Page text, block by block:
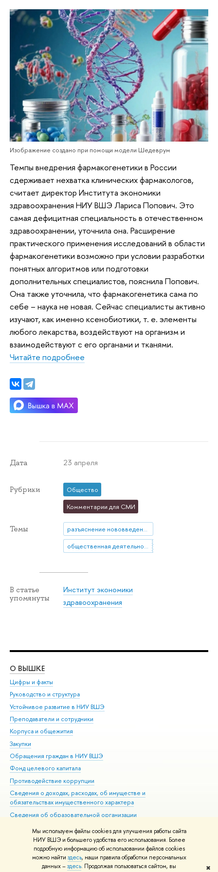
Мы используем файлы cookies для улучшения работы сайта
НИУ ВШЭ и большего удобства его использования. Более
подробную информацию об использовании файлов cookies
можно найти здесь, наши правила обработки персональных
данных –здесь. Продолжая пользоваться сайтом, вы
✖
Изображение создано при помощи модели Шедеврум
Темпы внедрения фармакогенетики в России
сдерживает нехватка клинических фармакологов,
считает директор Института экономики
здравоохранения НИУ ВШЭ Лариса Попович. Это
самая дефицитная специальность в отечественном
здравоохранении, уточнила она. Расширение
практического применения исследований в области
фармакогенетики возможно при условии разработки
понятных алгоритмов или подготовки
дополнительных специалистов, пояснила Попович.
Она также уточнила, что фармакогенетика сама по
себе – наука не новая. Сейчас специалисты активно
изучают, как именно ксенобиотики, т. е. элементы
любого лекарства, воздействуют на организм и
взаимодействуют с его органами и тканями.
Читайте подробнее
Дата 23 апреля
Рубрики
Общество
Комментарии для СМИ
Темы
разъяснение нововведения
общественная деятельность
В статье
упомянуты
Институт экономики
здравоохранения
О ВЫШКЕ
Цифры и факты
Руководство и структура
Устойчивое развитие в НИУ ВШЭ
Преподаватели и сотрудники
Корпуса и общежития
Закупки
Обращения граждан в НИУ ВШЭ
Фонд целевого капитала
Противодействие коррупции
Сведения о доходах, расходах, об имуществе и
обязательствах имущественного характера
Сведения об образовательной организации
Людям с ограниченными возможностями здоровья
Единая платежная страница
Работа в Вышке